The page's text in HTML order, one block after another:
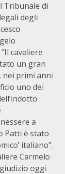
Tribunale di
degli
cavaliere
un gran
nei primi anni
uno dei
a
Patti è stato
italiano”.
Carmelo
oggi